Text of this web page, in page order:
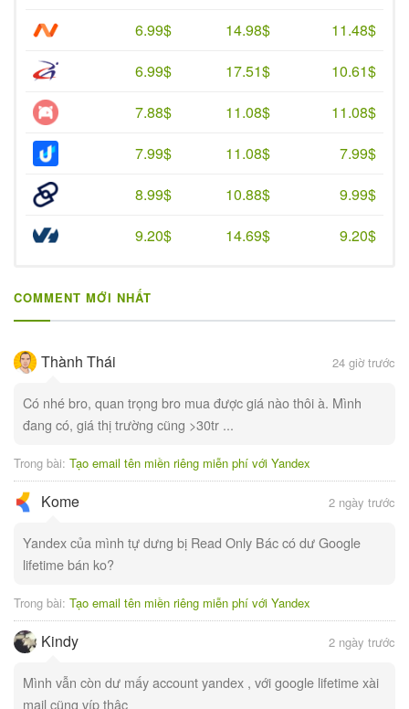
6.99$
14.98$
11.48$
6.99$
17.51$
10.61$
7.88$
11.08$
11.08$
7.99$
11.08$
7.99$
8.99$
10.88$
9.99$
9.20$
14.69$ 9.20$
COMMENT MỚI NHẤT
Thành Thái 24 giờ trước
Có nhé bro, quan trọng bro mua được giá nào thôi à. Mình
đang có, giá thị trường cũng >30tr ...
Trong bài: Tạo email tên miền riêng miễn phí với Yandex
Kome 2 ngày trước
Yandex của mình tự dưng bị Read Only Bác có dư Google
lifetime bán ko?
Trong bài: Tạo email tên miền riêng miễn phí với Yandex
Kindy 2 ngày trước
Mình vẫn còn dư mấy account yandex , với google lifetime xài
mail cũng víp thậc